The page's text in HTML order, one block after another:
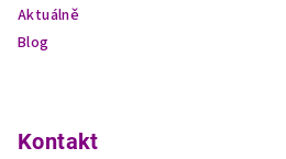
Aktuálně
Blog
Kontakt